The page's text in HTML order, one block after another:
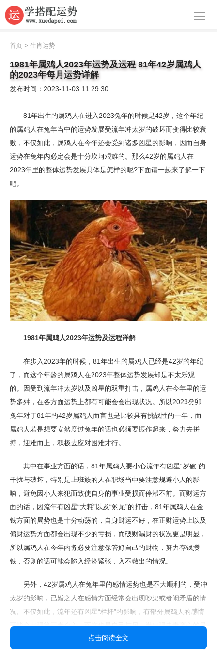
导航
周公解梦
面相
风水
名字
星座
首页 > 生肖运势
1981年属鸡人2023年运势及运程 81年42岁属鸡人
的2023年每月运势详解
发布时间：2023-11-03 11:29:30
81年出生的属鸡人在进入2023兔年的时候是42岁，这个年纪
的属鸡人在兔年当中的运势发展受流年冲太岁的破坏而变得比较衰
败，不仅如此，属鸡人在今年还会受到诸多凶星的影响，因而自身
运势在兔年内必定会是十分坎坷艰难的。那么42岁的属鸡人在
2023年里的整体运势发展具体是怎样的呢?下面请一起来了解一下
吧。
1981年属鸡人2023年运势及运程详解
在步入2023年的时候，81年出生的属鸡人已经是42岁的年纪
了，而这个年龄的属鸡人在2023年整体运势发展却是不太乐观
的。因受到流年冲太岁以及凶星的双重打击，属鸡人在今年里的运
势多舛，在各方面运势上都有可能会会出现状况。所以2023癸卯
兔年对于81年的42岁属鸡人而言也是比较具有挑战性的一年，而
属鸡人若是想要安然度过兔年的话也必须要振作起来，努力去拼
搏，迎难而上，积极去应对困难才行。
其中在事业方面的话，81年属鸡人要小心流年有凶星“岁破”的
干扰与破坏，特别是上班族的人在职场当中要注意规避小人的影
响，避免因小人来犯而致使自身的事业受损而停滞不前。而财运方
面的话，因流年有凶星“大耗”以及“豹尾”的打击，81年属鸡人在金
钱方面的局势也是十分动荡的，自身财运不好，在正财运势上以及
偏财运势方面都会出现不少的亏损，而破财漏财的状况更是明显，
所以属鸡人在今年内务必要注意保管好自己的财物，努力存钱攒
钱，否则的话可能会陷入经济紧张，入不敷出的情况。
另外，42岁属鸡人在兔年里的感情运势也是不大顺利的，受冲
太岁的影响，已婚之人在感情方面经常会出现吵架或者闹矛盾的情
况。不仅如此，流年还有凶星“栏杆”的影响，有部分属鸡人的感情
可能会出现第三者介入，而这也是自己与另一半出现夫妻离心的最
直接原因。所以属鸡人在2023年的时候一定要注意守好自己的感
点击阅读全文